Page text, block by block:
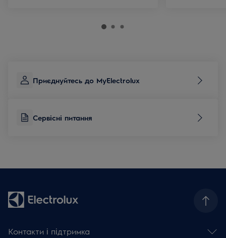
Приєднуйтесь до MyElectrolux
Сервісні питання
Контакти і підтримка